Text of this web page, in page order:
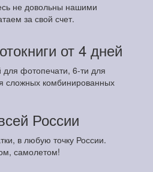
не довольны нашими
за свой счет.
от 4 дней
фотопечати, 6-ти для
сложных комбинированных
России
в любую точку России.
самолетом!